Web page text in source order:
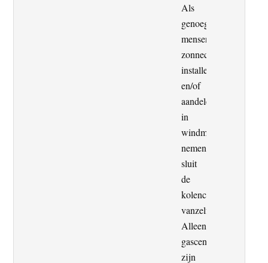
Als
genoeg
mensen
zonnecellen
installeren
en/of
aandelen
in
windmolens
nemen,
sluit
de
kolencentrale
vanzelf.
Alleen
gascentrales
zijn